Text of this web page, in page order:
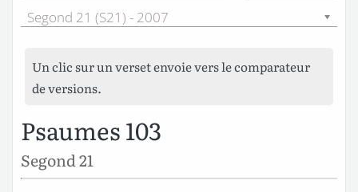
Segond 21 (S21) - 2007
Un clic sur un verset envoie vers le comparateur
de versions.
Psaumes 103
Segond 21